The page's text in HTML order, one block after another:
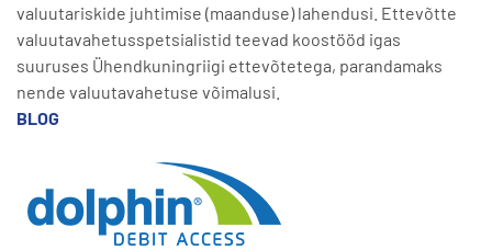
valuutariskide juhtimise (maanduse) lahendusi. Ettevõtte
valuutavahetusspetsialistid teevad koostööd igas
suuruses Ühendkuningriigi ettevõtetega, parandamaks
nende valuutavahetuse võimalusi.
BLOG